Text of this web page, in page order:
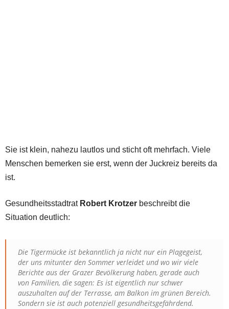
Sie ist klein, nahezu lautlos und sticht oft mehrfach. Viele
Menschen bemerken sie erst, wenn der Juckreiz bereits da
ist.
Gesundheitsstadtrat Robert Krotzer beschreibt die
Situation deutlich:
Die Tigermücke ist bekanntlich ja nicht nur ein Plagegeist,
der uns mitunter den Sommer verleidet und wo wir viele
Berichte aus der Grazer Bevölkerung haben, gerade auch
von Familien, die sagen: Es ist eigentlich nur schwer
auszuhalten auf der Terrasse, am Balkon im grünen Bereich.
Sondern sie ist auch potenziell gesundheitsgefährdend.